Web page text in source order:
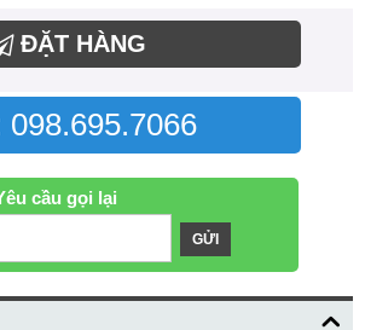
ĐẶT HÀNG
098.695.7066
cầu gọi lại
GỬI